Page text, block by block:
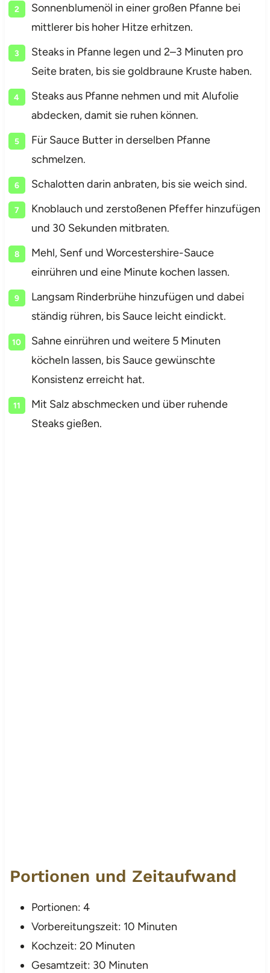
Sonnenblumenöl in einer großen Pfanne bei
mittlerer bis hoher Hitze erhitzen.
Steaks in Pfanne legen und 2–3 Minuten pro
Seite braten, bis sie goldbraune Kruste haben.
Steaks aus Pfanne nehmen und mit Alufolie
abdecken, damit sie ruhen können.
Für Sauce Butter in derselben Pfanne
schmelzen.
Schalotten darin anbraten, bis sie weich sind.
Knoblauch und zerstoßenen Pfeffer hinzufügen
und 30 Sekunden mitbraten.
Mehl, Senf und Worcestershire-Sauce
einrühren und eine Minute kochen lassen.
Langsam Rinderbrühe hinzufügen und dabei
ständig rühren, bis Sauce leicht eindickt.
Sahne einrühren und weitere 5 Minuten
köcheln lassen, bis Sauce gewünschte
Konsistenz erreicht hat.
Mit Salz abschmecken und über ruhende
Steaks gießen.
Portionen und Zeitaufwand
Portionen: 4
Vorbereitungszeit: 10 Minuten
Kochzeit: 20 Minuten
Gesamtzeit: 30 Minuten